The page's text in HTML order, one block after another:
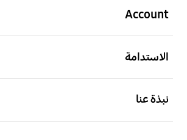
Account
الاستدامة
نبذة عنا